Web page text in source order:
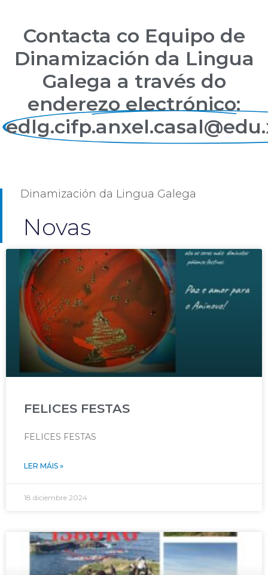
Contacta co Equipo de
Dinamización da Lingua
Galega a través do
enderezo electrónico:
Dinamización da Lingua Galega
Novas
FELICES FESTAS
FELICES FESTAS
LER MÁIS »
18 diciembre 2024